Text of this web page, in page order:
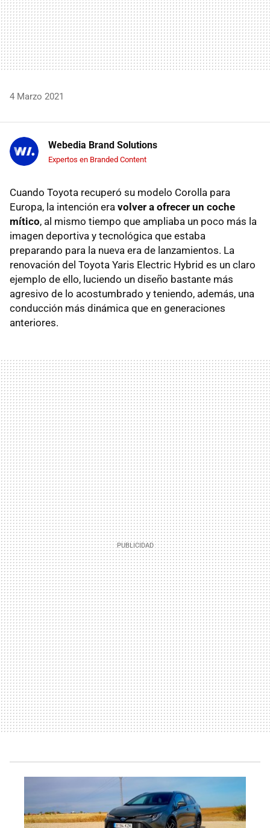
4 Marzo 2021
Webedia Brand Solutions
Expertos en Branded Content
Cuando Toyota recuperó su modelo Corolla para
Europa, la intención era volver a ofrecer un coche
mítico, al mismo tiempo que ampliaba un poco más la
imagen deportiva y tecnológica que estaba
preparando para la nueva era de lanzamientos. La
renovación del Toyota Yaris Electric Hybrid es un claro
ejemplo de ello, luciendo un diseño bastante más
agresivo de lo acostumbrado y teniendo, además, una
conducción más dinámica que en generaciones
anteriores.